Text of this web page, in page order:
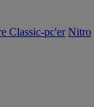
Classic-pc'er Nitro